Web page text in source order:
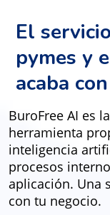
El
pymes y
acaba
BuroFree AI es
herramienta
inteligencia
procesos
aplicación. Una
con tu negocio.